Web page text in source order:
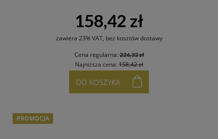
158,42 zł
zawiera 23% VAT, bez kosztów dostawy
Cena regularna:226,32 zł
Najniższa cena: 158,42 zł
DO KOSZYKA
PROMOCJA